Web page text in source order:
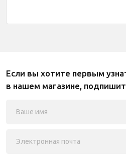
Если вы хотите первым
в нашем магазине,